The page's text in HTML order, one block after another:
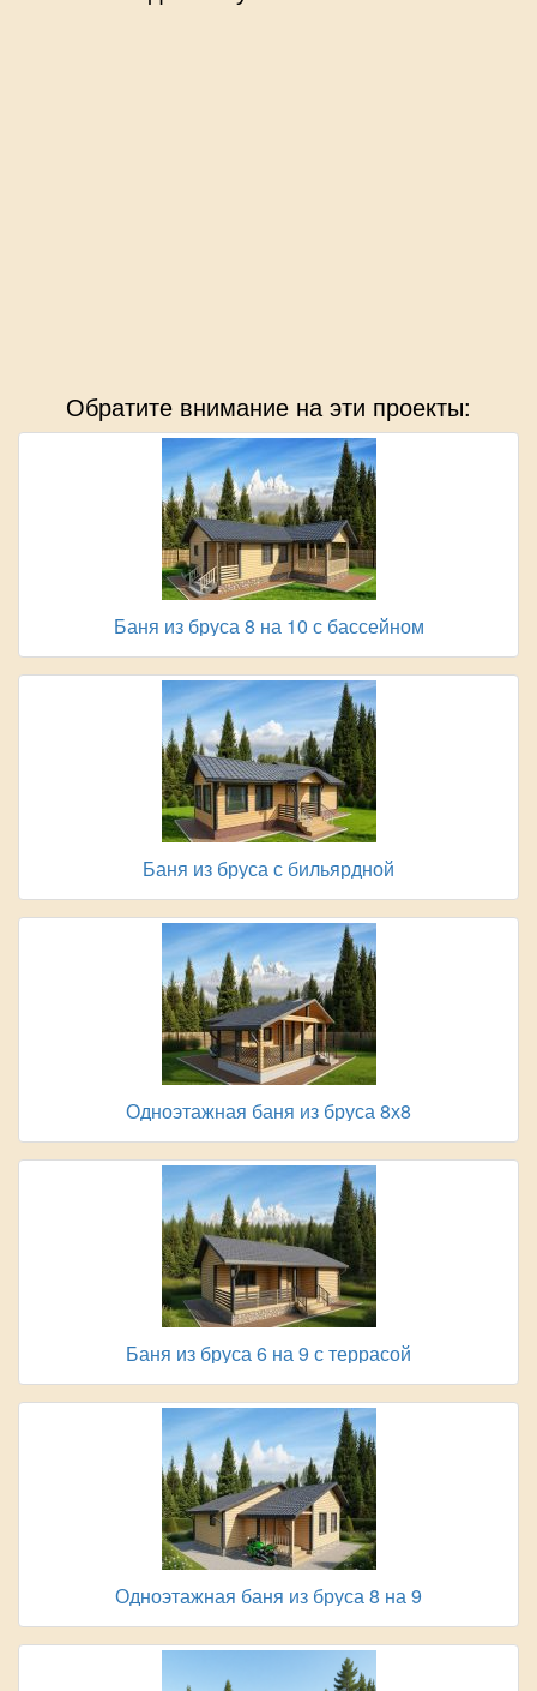
Обратите внимание на эти проекты:
Баня из бруса 8 на 10 с бассейном
Баня из бруса с бильярдной
Одноэтажная баня из бруса 8х8
Баня из бруса 6 на 9 с террасой
Одноэтажная баня из бруса 8 на 9